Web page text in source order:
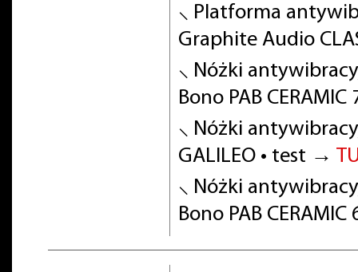
⸜ Platforma
Graphite Audio
⸜ Nóżki
Bono PAB
⸜ Nóżki
GALILEO • test →
⸜ Nóżki
Bono PAB